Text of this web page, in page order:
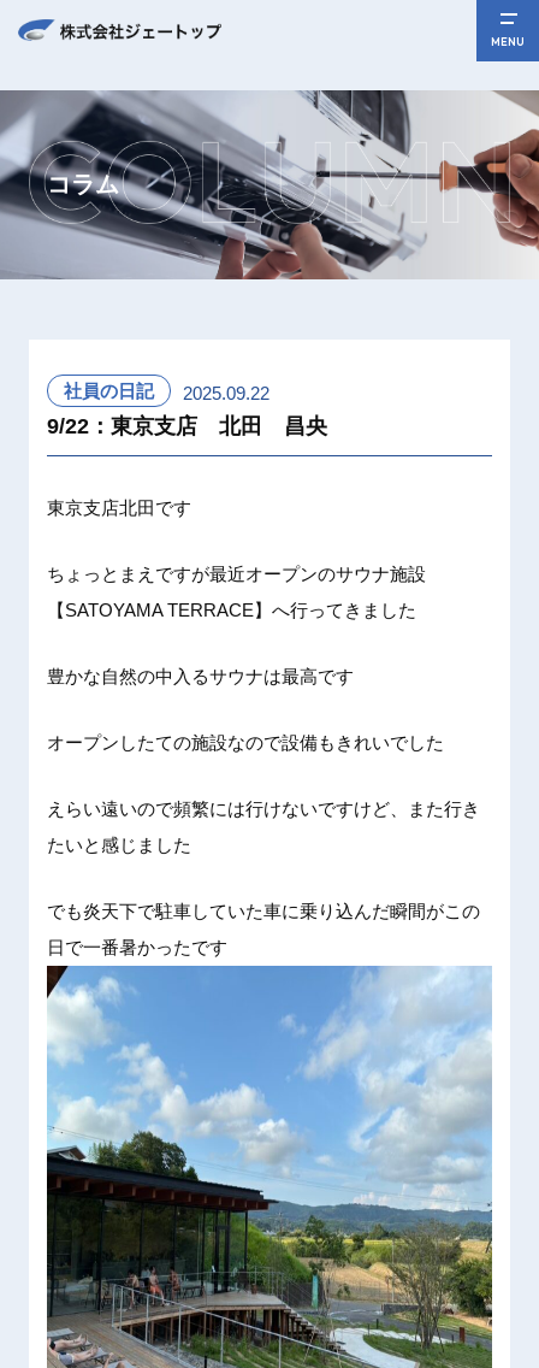
MENU
コラム
社員の日記 2025.09.22
9/22：東京支店 北田 昌央
東京支店北田です
ちょっとまえですが最近オープンのサウナ施設
【SATOYAMA TERRACE】へ行ってきました
豊かな自然の中入るサウナは最高です
オープンしたての施設なので設備もきれいでした
えらい遠いので頻繁には行けないですけど、また行き
たいと感じました
でも炎天下で駐車していた車に乗り込んだ瞬間がこの
日で一番暑かったです